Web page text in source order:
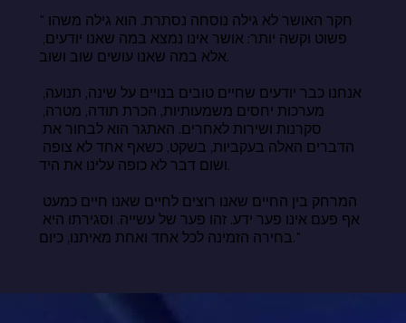
"חקר האושר לא גילה נוסחה נסתרת. הוא גילה משהו
אלא במה שאנו עושים שוב ושוב.
ושום דבר לא כופה עלינו את היד.
בחירה הזמינה לכל אחד ואחת מאיתנו, כיום."